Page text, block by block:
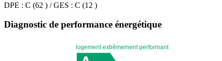
DPE : C (62 ) / GES : C (12 )
Diagnostic de performance énergétique
logement extrêmement performant